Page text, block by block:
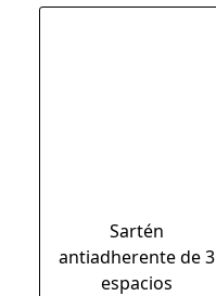
Sartén
antiadherente de 3
espacios